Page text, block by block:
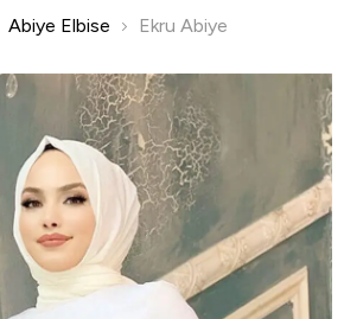
Abiye Elbise Ekru Abiye